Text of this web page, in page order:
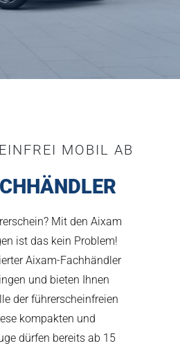
MOBIL AB
Mit den Aixam
ist das kein Problem!
Aixam-Fachhändler
und bieten Ihnen
der führerscheinfreien
kompakten und
dürfen bereits ab 15